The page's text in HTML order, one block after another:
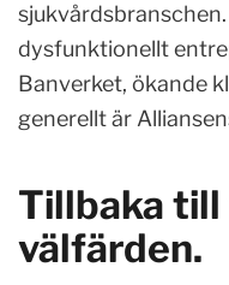
sjukvårdsbranschen.
dysfunktionellt
Banverket, ökande
generellt är
Tillbaka till
välfärden.